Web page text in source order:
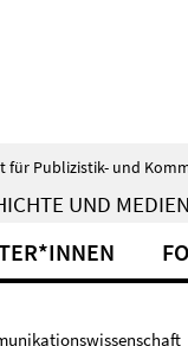
für Publizistik- und
UND